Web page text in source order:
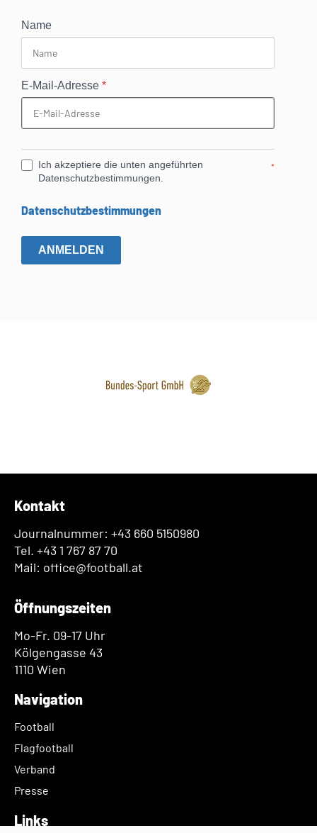
Name
E-Mail-Adresse *
Ich akzeptiere die unten angeführten
Datenschutzbestimmungen.
*
Datenschutzbestimmungen
ANMELDEN
Kontakt
Journalnummer: +43 660 5150980
Tel. +43 1 767 87 70
Mail: office@football.at
Öffnungszeiten
Mo-Fr. 09-17 Uhr
Kölgengasse 43
1110 Wien
Navigation
Football
Flagfootball
Verband
Presse
Links